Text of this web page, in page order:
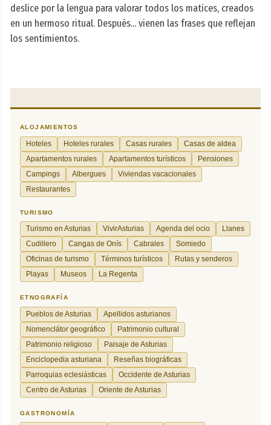
deslice por la lengua para valorar todos los matices, creados
en un hermoso ritual. Después... vienen las frases que reflejan
los sentimientos.